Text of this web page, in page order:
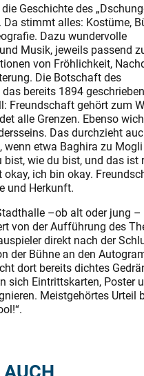
Geschichte des
stimmt alles: Kostüme,
Dazu wundervolle
Musik, jeweils passend
von Fröhlichkeit,
Die Botschaft des
bereits 1894
Freundschaft gehört zum
alle Grenzen. Ebenso
Das durchzieht
wenn etwa Baghira zu
bist, wie du bist, und das ist
ich bin okay.
und Herkunft.
–ob alt oder jung –
von der Aufführung des
direkt nach der
der Bühne an den
dort bereits dichtes
sich Eintrittskarten, Poster
Meistgehörtes Urteil